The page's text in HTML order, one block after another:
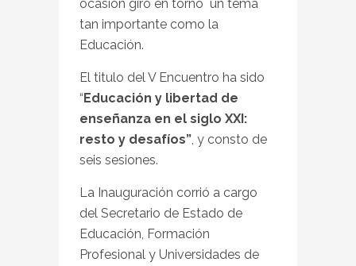
ocasión giró en torno un tema
tan importante como la
Educación.
El titulo del V Encuentro ha sido
“Educación y libertad de
enseñanza en el siglo XXI:
resto y desafíos”, y consto de
seis sesiones.
La Inauguración corrió a cargo
del Secretario de Estado de
Educación, Formación
Profesional y Universidades de